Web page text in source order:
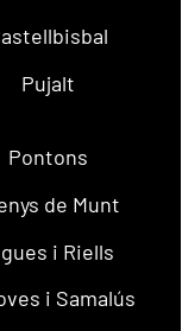
Pujalt
Pontons
de Munt
i Riells
i Samalús